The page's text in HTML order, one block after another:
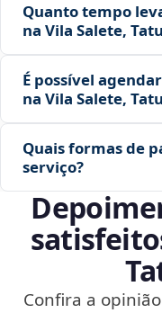
Quanto tempo
na Vila Salete,
É possível
na Vila Salete,
Quais formas de
serviço?
Confira a